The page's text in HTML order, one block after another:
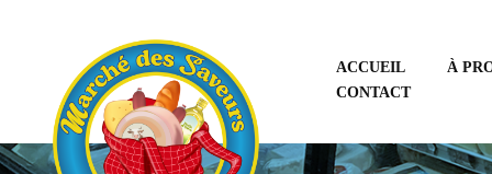
ACCUEIL
À
CONTACT